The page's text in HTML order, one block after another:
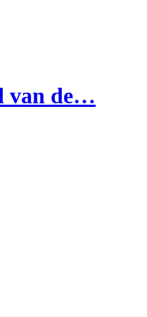
van de…